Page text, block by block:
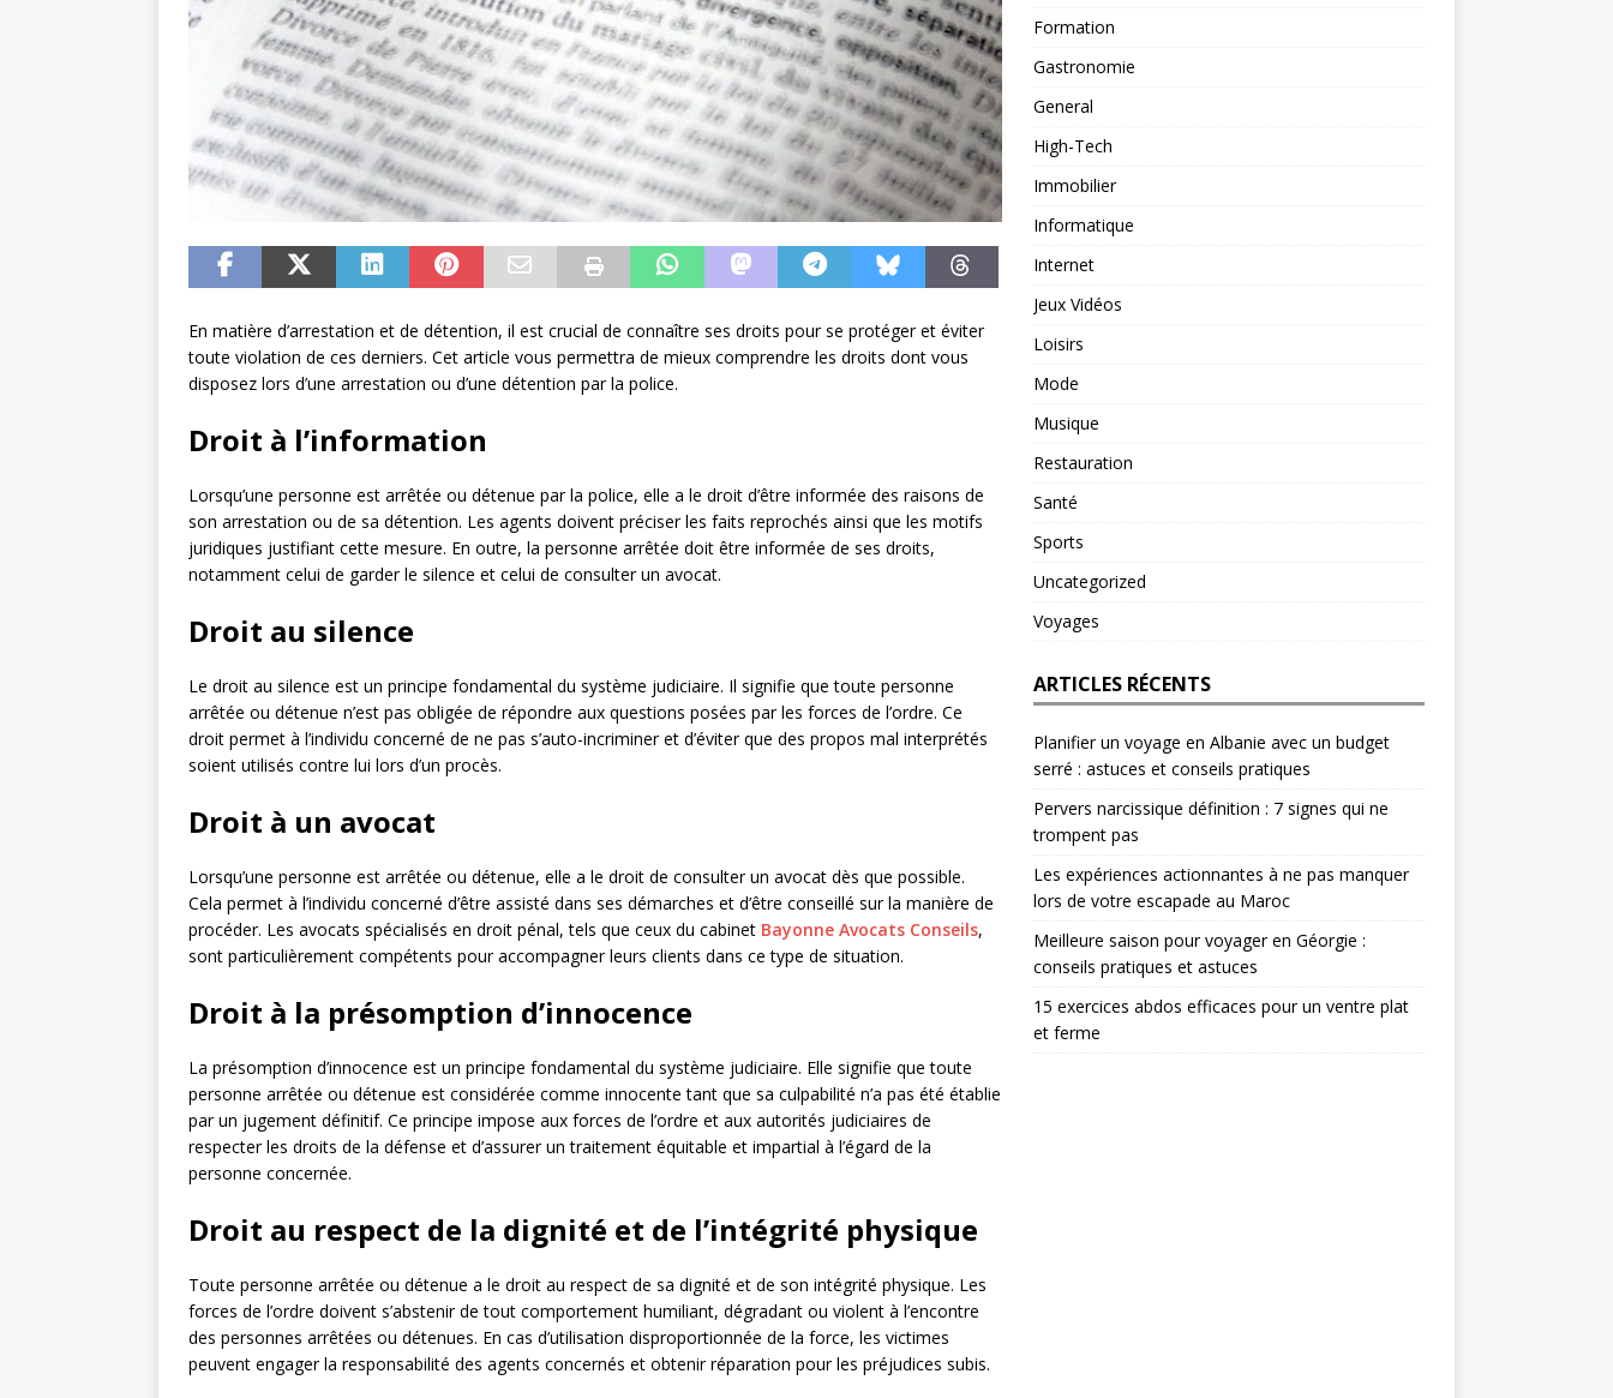
En matière d’arrestation et de détention, il est crucial de connaître ses droits pour se protéger et éviter
toute violation de ces derniers. Cet article vous permettra de mieux comprendre les droits dont vous
disposez lors d’une arrestation ou d’une détention par la police.
Droit à l’information
Lorsqu’une personne est arrêtée ou détenue par la police, elle a le droit d’être informée des raisons de
son arrestation ou de sa détention. Les agents doivent préciser les faits reprochés ainsi que les motifs
juridiques justifiant cette mesure. En outre, la personne arrêtée doit être informée de ses droits,
notamment celui de garder le silence et celui de consulter un avocat.
Droit au silence
Le droit au silence est un principe fondamental du système judiciaire. Il signifie que toute personne
arrêtée ou détenue n’est pas obligée de répondre aux questions posées par les forces de l’ordre. Ce
droit permet à l’individu concerné de ne pas s’auto-incriminer et d’éviter que des propos mal interprétés
soient utilisés contre lui lors d’un procès.
Droit à un avocat
Lorsqu’une personne est arrêtée ou détenue, elle a le droit de consulter un avocat dès que possible.
Cela permet à l’individu concerné d’être assisté dans ses démarches et d’être conseillé sur la manière de
procéder. Les avocats spécialisés en droit pénal, tels que ceux du cabinet Bayonne Avocats Conseils,
sont particulièrement compétents pour accompagner leurs clients dans ce type de situation.
Droit à la présomption d’innocence
La présomption d’innocence est un principe fondamental du système judiciaire. Elle signifie que toute
personne arrêtée ou détenue est considérée comme innocente tant que sa culpabilité n’a pas été établie
par un jugement définitif. Ce principe impose aux forces de l’ordre et aux autorités judiciaires de
respecter les droits de la défense et d’assurer un traitement équitable et impartial à l’égard de la
personne concernée.
Droit au respect de la dignité et de l’intégrité physique
Toute personne arrêtée ou détenue a le droit au respect de sa dignité et de son intégrité physique. Les
forces de l’ordre doivent s’abstenir de tout comportement humiliant, dégradant ou violent à l’encontre
des personnes arrêtées ou détenues. En cas d’utilisation disproportionnée de la force, les victimes
peuvent engager la responsabilité des agents concernés et obtenir réparation pour les préjudices subis.
Formation
Gastronomie
General
High-Tech
Immobilier
Informatique
Internet
Jeux Vidéos
Loisirs
Mode
Musique
Restauration
Santé
Sports
Uncategorized
Voyages
ARTICLES RÉCENTS
Planifier un voyage en Albanie avec un budget
serré : astuces et conseils pratiques
Pervers narcissique définition : 7 signes qui ne
trompent pas
Les expériences actionnantes à ne pas manquer
lors de votre escapade au Maroc
Meilleure saison pour voyager en Géorgie :
conseils pratiques et astuces
15 exercices abdos efficaces pour un ventre plat
et ferme